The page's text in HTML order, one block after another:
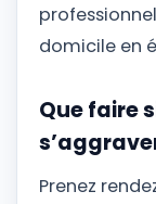
domicile en
Que faire
Prenez